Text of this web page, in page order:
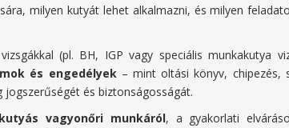
milyen kutyát lehet alkalmazni, és milyen
(pl. BH, IGP vagy speciális munkakutya
és engedélyek– mint oltási könyv, chipezés,
és biztonságosságát.
vagyonőri munkáról, a gyakorlati